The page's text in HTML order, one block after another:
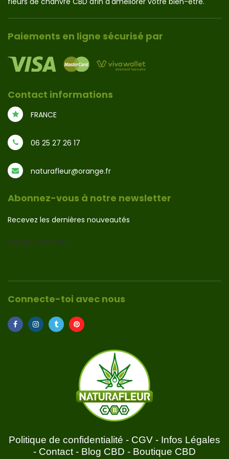
Paiements en ligne sécurisé par
Contact informations
FRANCE
06 25 27 26 17
naturafleur@orange.fr
Abonnez-vous à notre newsletter
Recevez les dernières nouveautés
[sibwp_form id=1]
Connecte-toi avec nous
Politique de confidentialité - CGV - Infos Légales
- Contact - Blog CBD - Boutique CBD